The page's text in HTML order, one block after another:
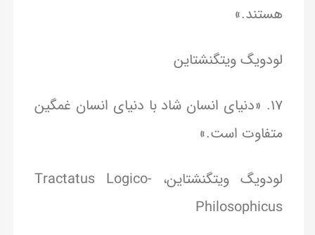
هستند.»
لودویگ ویتگنشتاین
17. «دنیای انسان شاد با دنیای انسان غمگین
متفاوت است.»
لودویگ ویتگنشتاین، Tractatus Logico-
Philosophicus